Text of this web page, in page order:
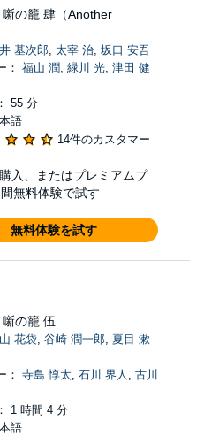
の籠 肆（Another
基次郎, 太宰 治, 坂口 安吾
： 福山 潤, 緑川 光, 津田 健
55 分
語
14件のカスタマー
入、またはプレミアムプ
無料体験で試す
無料体験を試す
の籠 伍
花袋, 谷崎 潤一郎, 夏目 漱
： 寺島 惇太, 石川 界人 , 古川
1 時間 4 分
語